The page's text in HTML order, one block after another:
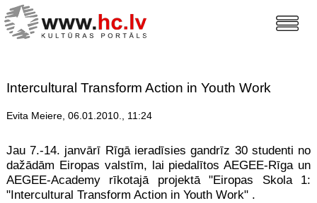
Intercultural Transform Action in Youth Work
Evita Meiere, 06.01.2010., 11:24
Jau 7.-14. janvārī Rīgā ieradīsies gandrīz 30 studenti no
dažādām Eiropas valstīm, lai piedalītos AEGEE-Rīga un
AEGEE-Academy rīkotajā projektā "Eiropas Skola 1:
"Intercultural Transform Action in Youth Work" .